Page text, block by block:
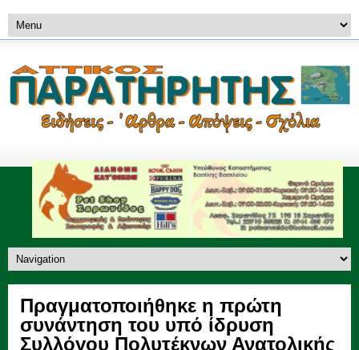
Πραγματοποιήθηκε η πρώτη
συνάντηση του υπό ίδρυση
Συλλόγου Πολυτέκνων Ανατολικής